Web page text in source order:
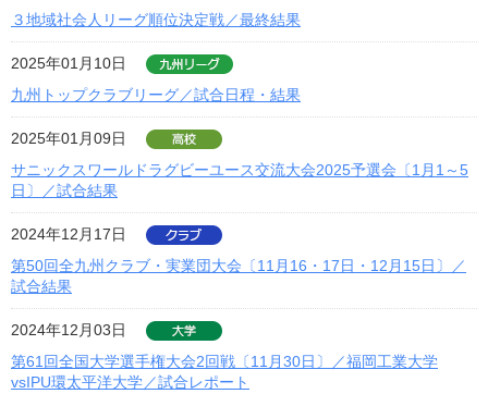
３地域社会人リーグ順位決定戦／最終結果
2025年01月10日
九州トップクラブリーグ／試合日程・結果
2025年01月09日
サニックスワールドラグビーユース交流大会2025予選会〔1月1～5
日〕／試合結果
2024年12月17日
第50回全九州クラブ・実業団大会〔11月16・17日・12月15日〕／
試合結果
2024年12月03日
第61回全国大学選手権大会2回戦〔11月30日〕／福岡工業大学
vsIPU環太平洋大学／試合レポート